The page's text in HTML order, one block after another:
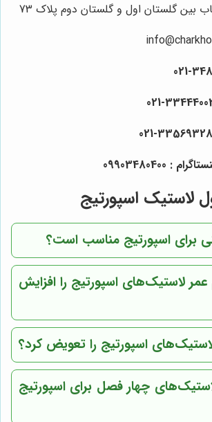
بین گلستان اول و گلستان دوم پلاک 73
021-33569328
09903480400
لاستیک اسپورتیج
برای اسپورتیج مناسب است؟
لاستیک‌های اسپورتیج را افزایش
اسپورتیج را تعویض کرد؟
چهار فصل برای اسپورتیج